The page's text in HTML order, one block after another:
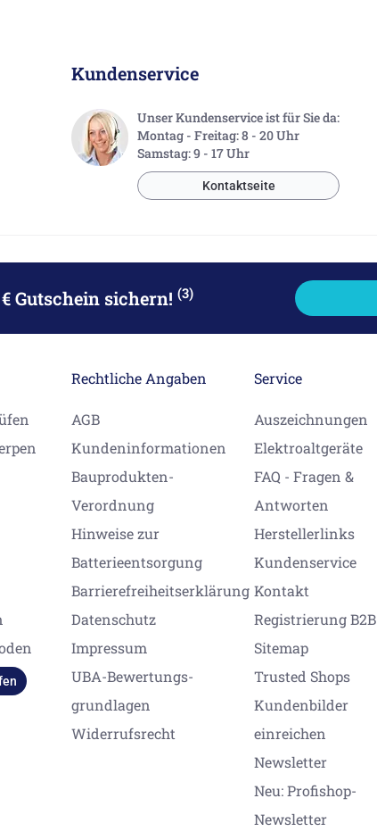
Kundenservice
Unser Kundenservice ist für Sie da:
Montag - Freitag: 8 - 20 Uhr
Samstag: 9 - 17 Uhr
Kontaktseite
Gutschein sichern! (3)
Rechtliche Angaben
AGB
Kundeninformationen
Bauprodukten-
Verordnung
Hinweise zur
Batterieentsorgung
Barrierefreiheitserklärung
Datenschutz
Impressum
UBA-Bewertungs-
grundlagen
Widerrufsrecht
Service
Auszeichnungen
Elektroaltgeräte
FAQ - Fragen &
Antworten
Herstellerlinks
Kundenservice
Kontakt
Registrierung B2B
Sitemap
Trusted Shops
Kundenbilder
einreichen
Newsletter
Neu: Profishop-
Newsletter